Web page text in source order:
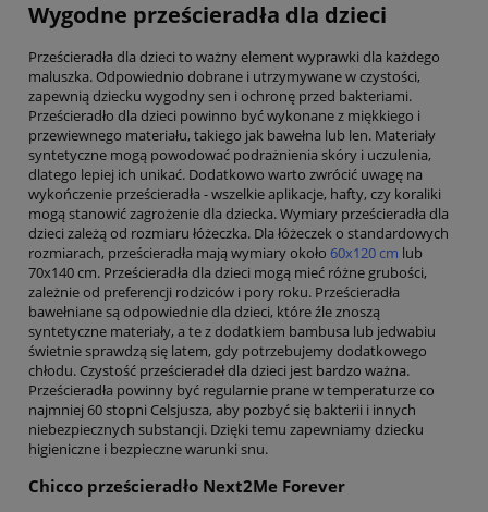
Wygodne prześcieradła dla dzieci
Prześcieradła dla dzieci to ważny element wyprawki dla każdego
maluszka. Odpowiednio dobrane i utrzymywane w czystości,
zapewnią dziecku wygodny sen i ochronę przed bakteriami.
Prześcieradło dla dzieci powinno być wykonane z miękkiego i
przewiewnego materiału, takiego jak bawełna lub len. Materiały
syntetyczne mogą powodować podrażnienia skóry i uczulenia,
dlatego lepiej ich unikać. Dodatkowo warto zwrócić uwagę na
wykończenie prześcieradła - wszelkie aplikacje, hafty, czy koraliki
mogą stanowić zagrożenie dla dziecka. Wymiary prześcieradła dla
dzieci zależą od rozmiaru łóżeczka. Dla łóżeczek o standardowych
rozmiarach, prześcieradła mają wymiary około 60x120 cm lub
70x140 cm. Prześcieradła dla dzieci mogą mieć różne grubości,
zależnie od preferencji rodziców i pory roku. Prześcieradła
bawełniane są odpowiednie dla dzieci, które źle znoszą
syntetyczne materiały, a te z dodatkiem bambusa lub jedwabiu
świetnie sprawdzą się latem, gdy potrzebujemy dodatkowego
chłodu. Czystość prześcieradeł dla dzieci jest bardzo ważna.
Prześcieradła powinny być regularnie prane w temperaturze co
najmniej 60 stopni Celsjusza, aby pozbyć się bakterii i innych
niebezpiecznych substancji. Dzięki temu zapewniamy dziecku
higieniczne i bezpieczne warunki snu.
Chicco prześcieradło Next2Me Forever